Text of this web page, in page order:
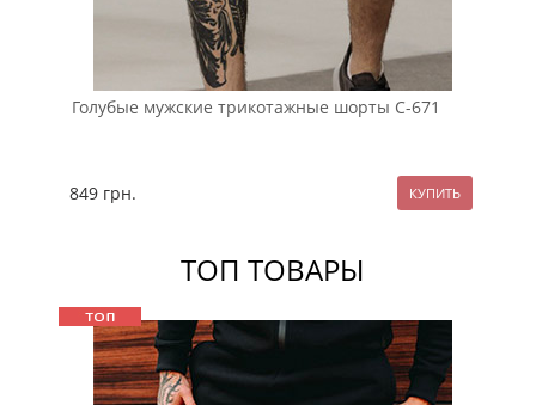
Голубые мужские трикотажные шорты С-671
849 грн.
ТОП ТОВАРЫ